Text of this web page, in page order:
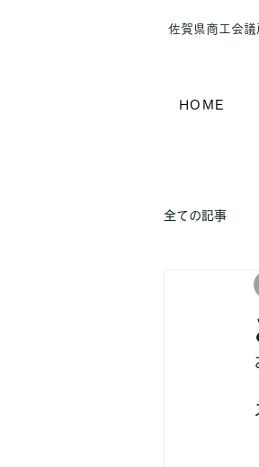
佐賀県商工会
HOME
全ての記事